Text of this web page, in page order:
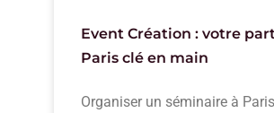
Event Création : votre
Paris clé en main
Organiser un séminaire à